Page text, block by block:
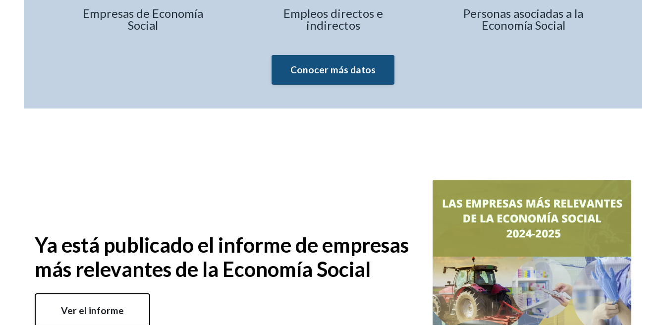
Empresas de Economía
Social
Empleos directos e
indirectos
Personas asociadas a la
Economía Social
Conocer más datos
Ya está publicado el informe de empresas
más relevantes de la Economía Social
Ver el informe